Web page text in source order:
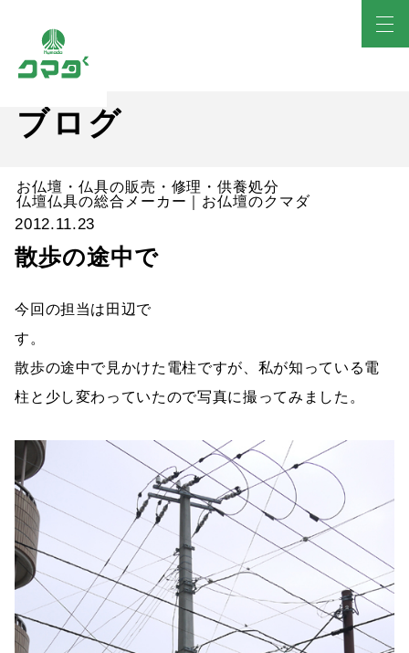
ブログ
お仏壇・仏具の販売・修理・供養処分
仏壇仏具の総合メーカー｜お仏壇のクマダ
2012.11.23
散歩の途中で
今回の担当は田辺で
散歩の途中で見かけた電柱ですが、私が知っている電
柱と少し変わっていたので写真に撮ってみました。